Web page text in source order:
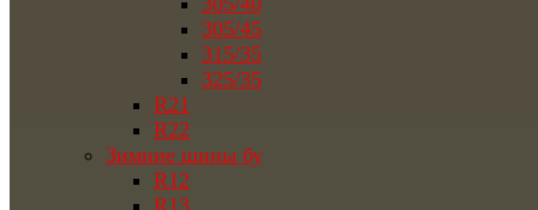
305/45
315/35
325/35
R21
R22
Зимние шины бу
R12
R13